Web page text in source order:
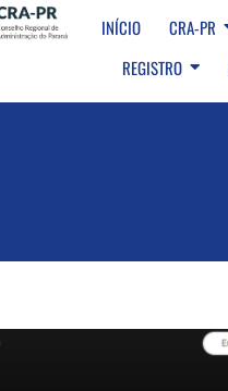
INÍCIO CRA-PR
REGISTRO